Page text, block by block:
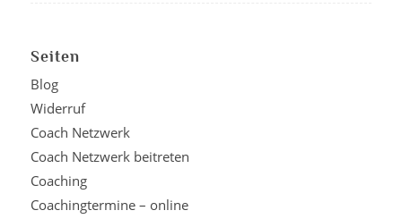
Seiten
Blog
Widerruf
Coach Netzwerk
Coach Netzwerk beitreten
Coaching
Coachingtermine – online